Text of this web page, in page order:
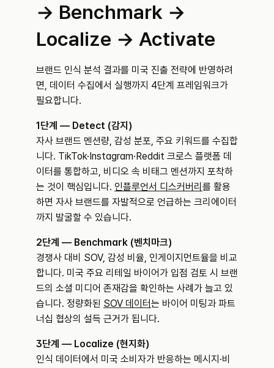
→ Benchmark →
Localize → Activate
브랜드 인식 분석 결과를 미국 진출 전략에 반영하려
면, 데이터 수집에서 실행까지 4단계 프레임워크가
필요합니다.
1단계 — Detect (감지)
자사 브랜드 멘션량, 감성 분포, 주요 키워드를 수집합
니다. TikTok·Instagram·Reddit 크로스 플랫폼 데
이터를 통합하고, 비디오 속 비태그 멘션까지 포착하
는 것이 핵심입니다. 인플루언서 디스커버리 를 활용
하면 자사 브랜드를 자발적으로 언급하는 크리에이터
까지 발굴할 수 있습니다.
2단계 — Benchmark (벤치마크)
경쟁사 대비 SOV, 감성 비율, 인게이지먼트율을 비교
합니다. 미국 주요 리테일 바이어가 입점 검토 시 브랜
드의 소셜 미디어 존재감을 확인하는 사례가 늘고 있
습니다. 정량화된 SOV 데이터는 바이어 미팅과 파트
너십 협상의 설득 근거가 됩니다.
3단계 — Localize (현지화)
인식 데이터에서 미국 소비자가 반응하는 메시지·비